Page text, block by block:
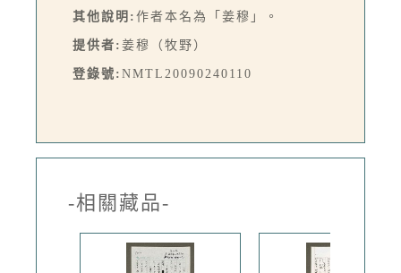
其他說明: 作者本名為「姜穆」。
提供者: 姜穆（牧野）
登錄號: NMTL20090240110
-相關藏品-